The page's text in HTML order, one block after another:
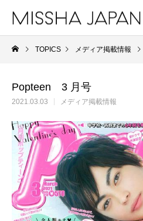
TOPICS メディア掲載情報
Popteen 3 月号
2021.03.03 メディア掲載情報